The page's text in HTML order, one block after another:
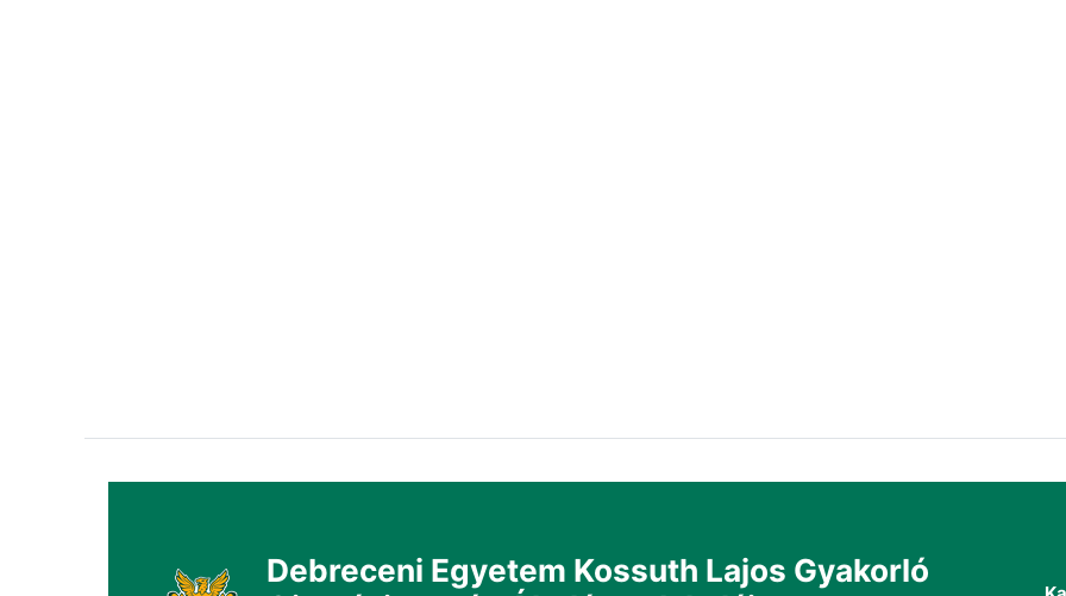
Debreceni Egyetem Kossuth Lajos Gyakorló